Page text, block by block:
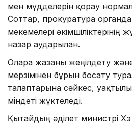
мен мүдделерін қорғау
Соттар, прокуратура
мекемелері
назар аударылған.
Оларға жазаны жеңілдету
мерзімінен бұрын босату
талаптарына сәйкес,
міндеті жүктеледі.
Қытайдың әділет министрі